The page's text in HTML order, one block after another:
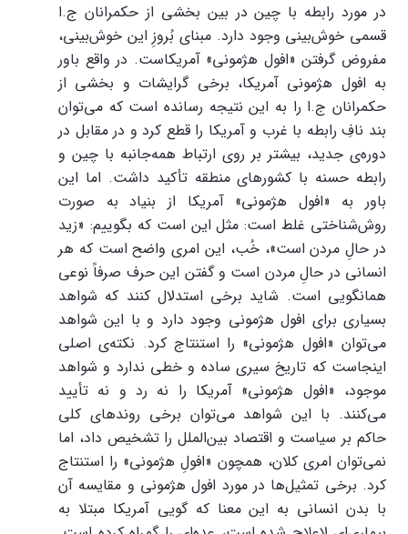
در مورد رابطه با چین در بین بخشی از حکمرانان ج.ا
قسمی خوش‌بینی وجود دارد. مبنای بُروزِ این خوش‌بینی،
مفروض گرفتن «افول هژمونی» آمریکاست. در واقع باور
به افول هژمونی آمریکا، برخی گرایشات و بخشی از
حکمرانان ج.ا را به این نتیجه رسانده است که می‌توان
بند نافِ رابطه با غرب و آمریکا را قطع کرد و در مقابل در
دوره‌ی جدید، بیشتر بر روی ارتباط همه‌جانبه با چین و
رابطه حسنه با کشورهای منطقه تأکید داشت. اما این
باور به «افول هژمونی» آمریکا از بنیاد به صورت
روش‌شناختی غلط است: مثل این است که بگوییم: «زید
در حالِ مردن است»، خُب، این امری واضح است که هر
انسانی در حالِ مردن است و گفتن این حرف صرفاً نوعی
همانگویی است. شاید برخی استدلال کنند که شواهد
بسیاری برای افول هژمونی وجود دارد و با این شواهد
می‌توان «افول هژمونی» را استنتاج کرد. نکته‌ی اصلی
اینجاست که تاریخ سیری ساده و خطی ندارد و شواهد
موجود، «افول هژمونی» آمریکا را نه رد و نه تأیید
می‌کنند. با این شواهد می‌توان برخی روندهای کلی
حاکم بر سیاست و اقتصاد بین‌الملل را تشخیص داد، اما
نمی‌توان امری کلان، همچون «افولِ هژمونی» را استنتاج
کرد. برخی تمثیل‌ها در مورد افول هژمونی و مقایسه آن
با بدن انسانی به این معنا که گویی آمریکا مبتلا به